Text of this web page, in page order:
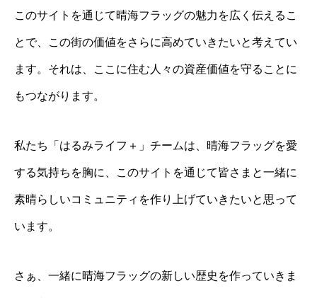
このサイトを通じて晴海フラッグの魅力を広く伝えるこ
とで、この街の価値をさらに高めていきたいと考えてい
ます。それは、ここに住む人々の資産価値を守ることに
もつながります。
私たち「はるみライフ＋」チームは、晴海フラッグを愛
する気持ちを胸に、このサイトを通じて皆さまと一緒に
素晴らしいコミュニティを作り上げていきたいと思って
います。
さぁ、一緒に晴海フラッグの新しい歴史を作っていきま